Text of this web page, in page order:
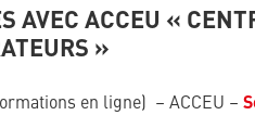
AVEC ACCEU «
»
en ligne) – ACCEU –